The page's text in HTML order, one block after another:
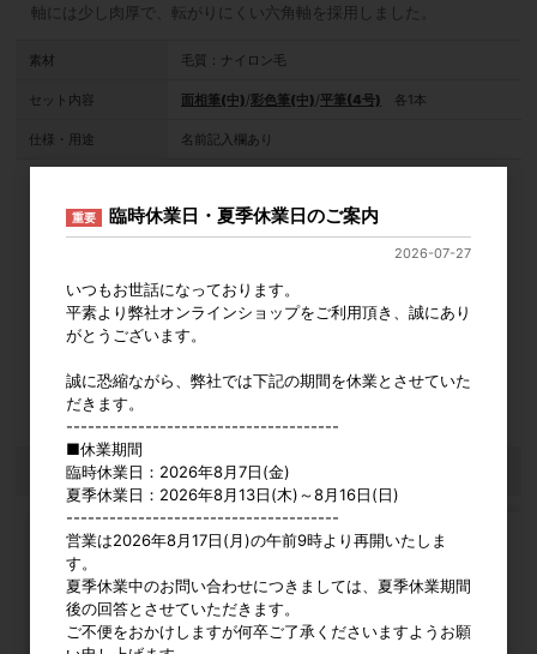
軸には少し肉厚で、転がりにくい六角軸を採用しました。
素材 毛質：ナイロン毛
セット内容 面相筆(中)/彩色筆(中)/平筆(4号) 各1本
仕様・用途 名前記入欄あり
品番
031027
販売価格
（単価 × 入数）
会員のみ公開
ログインしてください
おすすめ商品
重要 臨時休業日・夏季休業日のご案内
2026-07-27
いつもお世話になっております。
平素より弊社オンラインショップをご利用頂き、誠にあり
がとうございます。
誠に恐縮ながら、弊社では下記の期間を休業とさせていた
だきます。
--------------------------------------
■休業期間
臨時休業日：2026年8月7日(金)
夏季休業日：2026年8月13日(木)～8月16日(日)
--------------------------------------
営業は2026年8月17日(月)の午前9時より再開いたしま
す。
夏季休業中のお問い合わせにつきましては、夏季休業期間
後の回答とさせていただきます。
ご不便をおかけしますが何卒ご了承くださいますようお願